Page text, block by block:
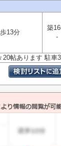
13分
築
-
帖あります 駐車